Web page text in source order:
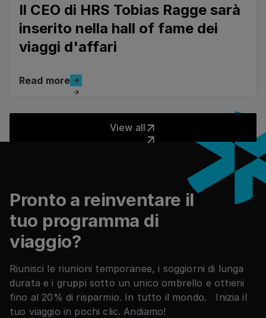
Il CEO di HRS Tobias Ragge sarà
inserito nella hall of fame dei
viaggi d'affari
Read more
Read more
View all
Pronto a reinventare il
tuo programma di
viaggio?
Riunisci le riunioni temporanee, i soggiorni di lunga
durata e i gruppi sotto un unico ombrello e ottieni
fino al 20% di risparmio. In tutto il mondo. Inizia il
tuo viaggio in pochi clic. Andiamo!